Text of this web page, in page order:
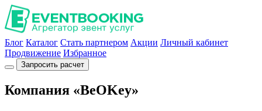
Блог Каталог Стать партнером Акции Личный кабинет
Продвижение Избранное
Запросить расчет
Компания «BeOKey»